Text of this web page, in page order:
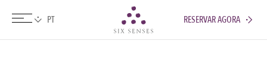
Six sensesRESERVAR AGORA